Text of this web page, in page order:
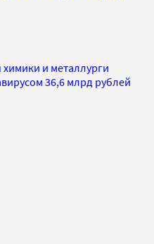
и металлурги
36,6 млрд рублей